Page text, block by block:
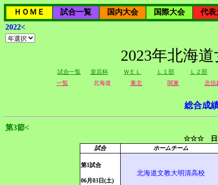
ＨＯＭＥ 試合一覧 国内大会 国際大会
代表
2022<
2023年北海
試合一覧 皇后杯 ＷＥＬ Ｌ１部
Ｌ２部
一覧
北海道 東北 関東 北信
総合成
第3節<
☆☆☆ 日
試合 ホームチーム
第1試合
06月03日(土)
北海道文教大明清高校